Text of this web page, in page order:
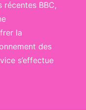
BBC,
la
des
s’effectue